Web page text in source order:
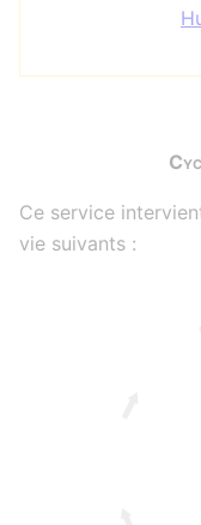
Ce service
vie suivants :